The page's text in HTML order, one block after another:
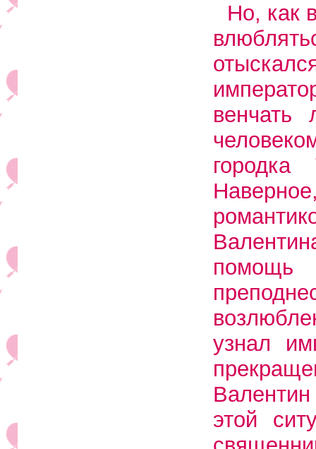
Но, как
венчать
помощь
узнал
этой